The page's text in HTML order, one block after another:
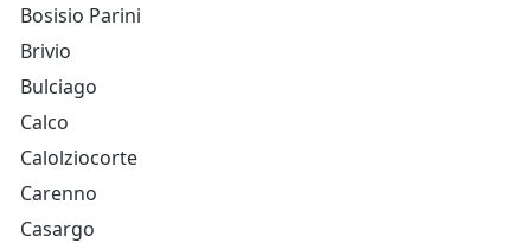
Bosisio Parini
Brivio
Bulciago
Calco
Calolziocorte
Carenno
Casargo